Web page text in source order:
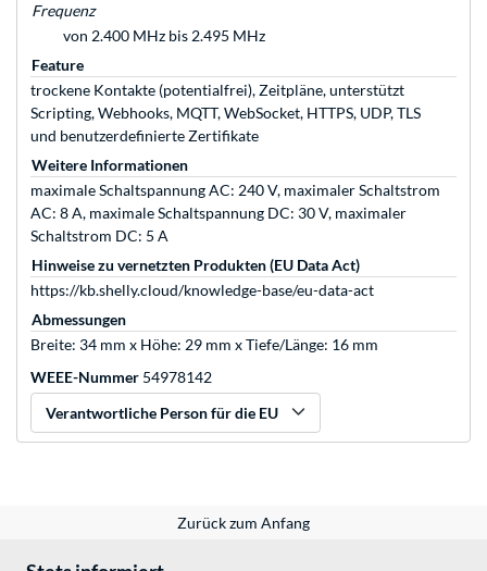
Frequenz
von 2.400 MHz bis 2.495 MHz
Feature
trockene Kontakte (potentialfrei), Zeitpläne, unterstützt
Scripting, Webhooks, MQTT, WebSocket, HTTPS, UDP, TLS
und benutzerdefinierte Zertifikate
Weitere Informationen
maximale Schaltspannung AC: 240 V, maximaler Schaltstrom
AC: 8 A, maximale Schaltspannung DC: 30 V, maximaler
Schaltstrom DC: 5 A
Hinweise zu vernetzten Produkten (EU Data Act)
https://kb.shelly.cloud/knowledge-base/eu-data-act
Abmessungen
Breite: 34 mm x Höhe: 29 mm x Tiefe/Länge: 16 mm
WEEE-Nummer 54978142
Verantwortliche Person für die EU
Zurück zum Anfang